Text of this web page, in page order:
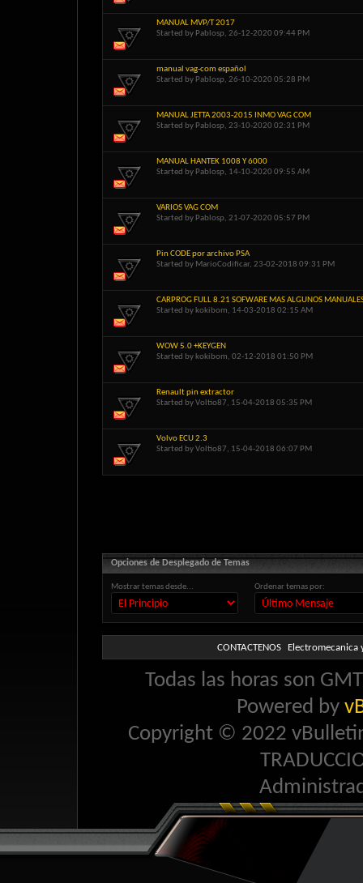
MANUAL MVP/T 2017
Started by Pablosp, 26-12-2020 09:44 PM
manual vag-com español
Started by Pablosp, 26-10-2020 05:28 PM
MANUAL JETTA 2003-2015 INMO VAG COM
Started by Pablosp, 23-10-2020 02:31 PM
MANUAL HANTEK 1008 Y 6000
Started by Pablosp, 14-10-2020 09:55 AM
VARIOS VAG COM
Started by Pablosp, 21-07-2020 05:57 PM
Pin CODE por archivo PSA
Started by MarioCodificar, 23-02-2018 09:31 PM
CARPROG FULL 8.21 SOFWARE MAS ALGUNOS
Started by kokibom, 14-03-2018 02:15 AM
WOW 5.0 +KEYGEN
Started by kokibom, 02-12-2018 01:50 PM
Renault pin extractor
Started byVoltio87, 15-04-2018 05:35 PM
Volvo ECU 2.3
Started byVoltio87, 15-04-2018 06:07 PM
Opciones de Desplegado de Temas
Mostrar temas desde... Ordenar temas por:
CONTACTENOS Electromecanica
Todas las horas son
Powered by
Copyright © 2022